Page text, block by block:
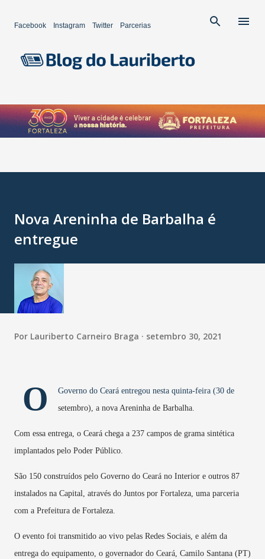
Facebook Instagram Twitter Parcerias
Nova Areninha de Barbalha é
entregue
Por Lauriberto Carneiro Braga setembro 30, 2021
O
Governo do Ceará entregou nesta quinta-feira (30 de
setembro), a nova Areninha de Barbalha.
Com essa entrega, o Ceará chega a 237 campos de grama sintética
implantados pelo Poder Público.
São 150 construídos pelo Governo do Ceará no Interior e outros 87
instalados na Capital, através do Juntos por Fortaleza, uma parceria
com a Prefeitura de Fortaleza.
O evento foi transmitido ao vivo pelas Redes Sociais, e além da
entrega do equipamento, o governador do Ceará, Camilo Santana (PT)